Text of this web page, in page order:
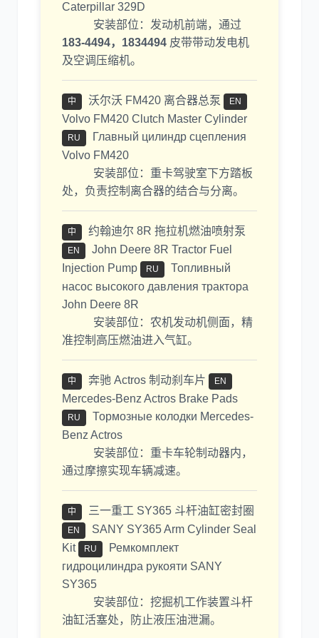
Caterpillar 329D
安装部位：发动机前端，通过
183-4494，1834494 皮带带动发电机
及空调压缩机。
中 沃尔沃 FM420 离合器总泵 EN
Volvo FM420 Clutch Master Cylinder
RU
Главный цилиндр сцепления
Volvo FM420
安装部位：重卡驾驶室下方踏板
处，负责控制离合器的结合与分离。
中 约翰迪尔 8R 拖拉机燃油喷射泵
EN
John Deere 8R Tractor Fuel
Injection Pump
RU
Топливный
насос высокого давления трактора
John Deere 8R
安装部位：农机发动机侧面，精
准控制高压燃油进入气缸。
中 奔驰 Actros 制动刹车片 EN
Mercedes-Benz Actros Brake Pads
RU
Тормозные колодки Mercedes-
Benz Actros
安装部位：重卡车轮制动器内，
通过摩擦实现车辆减速。
中 三一重工 SY365 斗杆油缸密封圈
EN
SANY SY365 Arm Cylinder Seal
Kit
RU
Ремкомплект
гидроцилиндра рукояти SANY
SY365
安装部位：挖掘机工作装置斗杆
油缸活塞处，防止液压油泄漏。